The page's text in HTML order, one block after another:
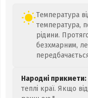
Температура
температура,
рідини.
безхмарним,
Народні прикмети:
теплі краї. Якщо